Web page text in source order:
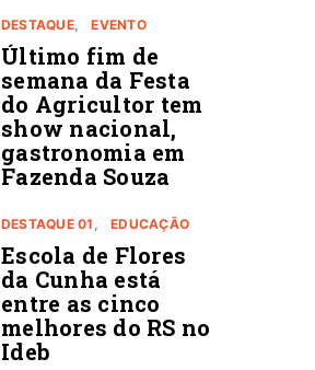
DESTAQUE EVENTO
Último fim de
semana da Festa
do Agricultor tem
show nacional,
gastronomia em
Fazenda Souza
DESTAQUE 01 EDUCAÇÃO
Escola de Flores
da Cunha está
entre as cinco
melhores do RS no
Ideb